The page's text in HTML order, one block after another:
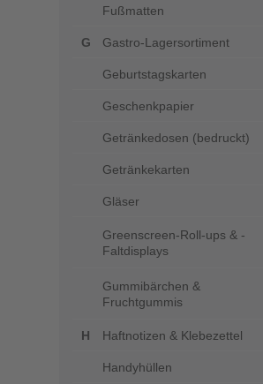
Fußmatten
Gastro-Lagersortiment
Geburtstagskarten
Geschenkpapier
Getränkedosen (bedruckt)
Getränkekarten
Gläser
Greenscreen-Roll-ups & -
Faltdisplays
Gummibärchen &
Fruchtgummis
Haftnotizen & Klebezettel
Handyhüllen